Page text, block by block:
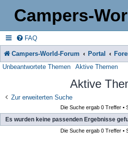
Campers-
FAQ
Campers-World-Forum Portal
Unbeantwortete Themen Aktive Themen
Aktive
Zur erweiterten Suche
Die Suche ergab 0 Treffer •
Es wurden keine passenden Ergebnisse
Die Suche ergab 0 Treffer •